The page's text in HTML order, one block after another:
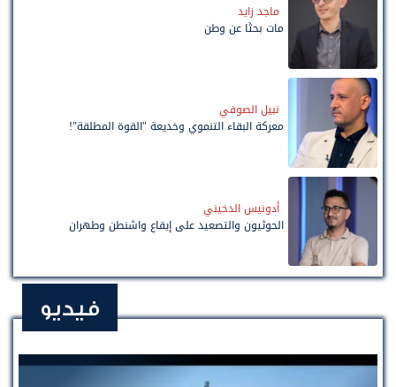
ماجد زايد
مات بحثًا عن وطن
نبيل الصوفي
معركة البقاء التنموي وخديعة "القوة المطلقة"!
أدونيس الدخيني
الحوثيون والتصعيد على إيقاع واشنطن وطهران
فيديو